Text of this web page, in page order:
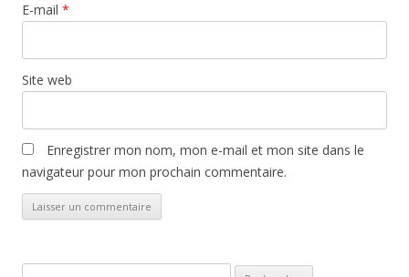
E-mail *
Site web
Enregistrer mon nom, mon e-mail et mon site dans le
navigateur pour mon prochain commentaire.